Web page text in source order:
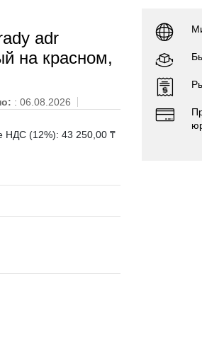
adr
на красном,
: 06.08.2026
НДС (12%): 43 250,00 ₸